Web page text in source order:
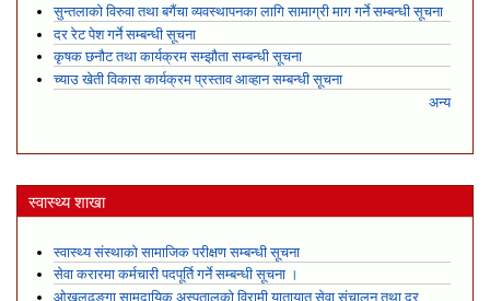
सुन्तलाको विरुवा तथा बगैंचा व्यवस्थापनका लागि सामाग्री माग गर्ने सम्बन्धी सूचना
दर रेट पेश गर्ने सम्बन्धी सूचना
कृषक छनौट तथा कार्यक्रम सम्झौता सम्बन्धी सूचना
च्याउ खेती विकास कार्यक्रम प्रस्ताव आव्हान सम्बन्धी सूचना
अन्य
स्वास्थ्य शाखा
स्वास्थ्य संस्थाको सामाजिक परीक्षण सम्बन्धी सूचना
सेवा करारमा कर्मचारी पदपूर्ति गर्ने सम्बन्धी सूचना ।
ओखलढुङ्गा सामुदायिक अस्पतालको विरामी यातायात सेवा संचालन तथा दर